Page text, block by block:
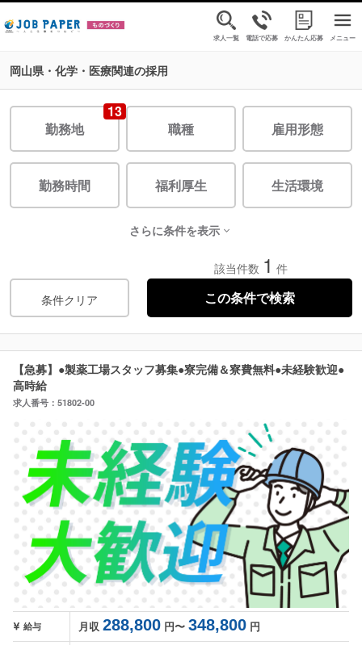
求人一覧 電話で応募 かんたん応募 メニュー
岡山県・化学・医療関連の採用
13
勤務地
職種 雇用形態
勤務時間 福利厚生 生活環境
さらに条件を表示
条件クリア
該当件数 1 件
【急募】●製薬工場スタッフ募集●寮完備＆寮費無料●未経験歓迎●
高時給
求人番号：51802-00
給与 月収 288,800 円〜 348,800 円